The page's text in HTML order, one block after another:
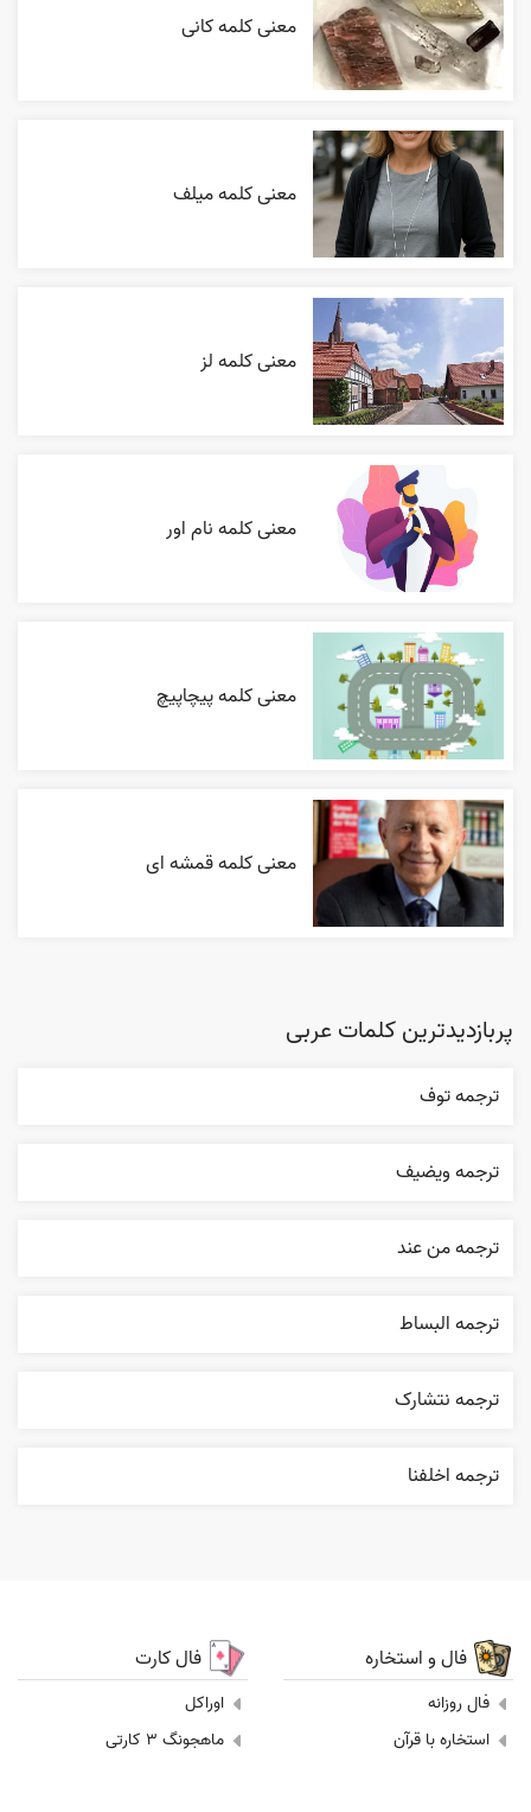
معنی کلمه کانی
معنی کلمه میلف
معنی کلمه لز
معنی کلمه نام اور
معنی کلمه پیچاپیچ
معنی کلمه قمشه ای
پربازدیدترین کلمات عربی
ترجمه توف
ترجمه ويضيف
ترجمه من عند
ترجمه البساط
ترجمه نتشارک
ترجمه اخلفنا
فال و استخاره
فال روزانه
استخاره با قرآن
فال کارت
اوراکل
ماهجونگ 3 کارتی